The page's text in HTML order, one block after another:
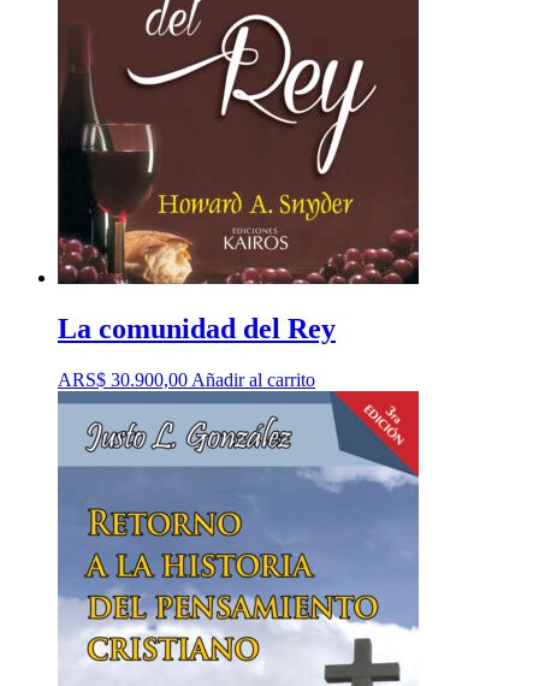
La comunidad del Rey
ARS$ 30.900,00 Añadir al carrito